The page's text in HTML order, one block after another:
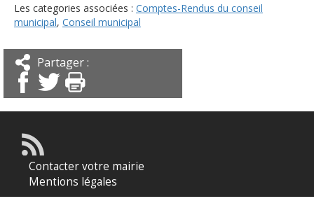
Les categories associées : Comptes-Rendus du conseil
municipal, Conseil municipal
Partager :
Contacter votre mairie
Mentions légales